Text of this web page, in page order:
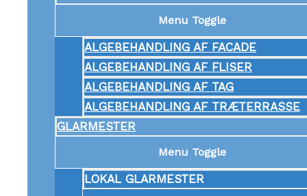
Menu Toggle
ALGEBEHANDLING AF FACADE
ALGEBEHANDLING AF FLISER
ALGEBEHANDLING AF TAG
ALGEBEHANDLING AF TRÆTERRASSE
GLARMESTER
Menu Toggle
LOKAL GLARMESTER